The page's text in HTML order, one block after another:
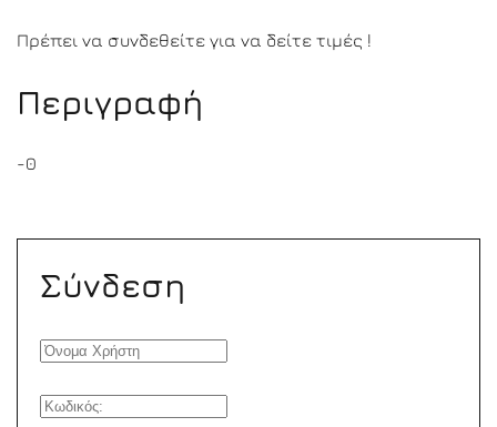
Πρέπει να συνδεθείτε για να δείτε τιμές !
Περιγραφή
-0
Σύνδεση